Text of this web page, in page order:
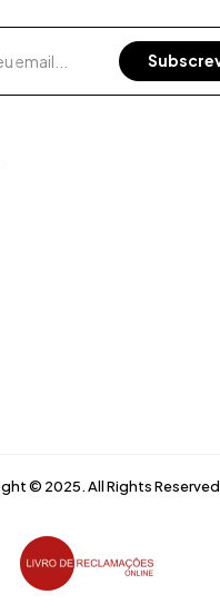
© 2025. All Rights Reserved